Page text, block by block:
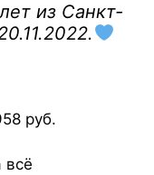
из Санкт-
руб.
всё